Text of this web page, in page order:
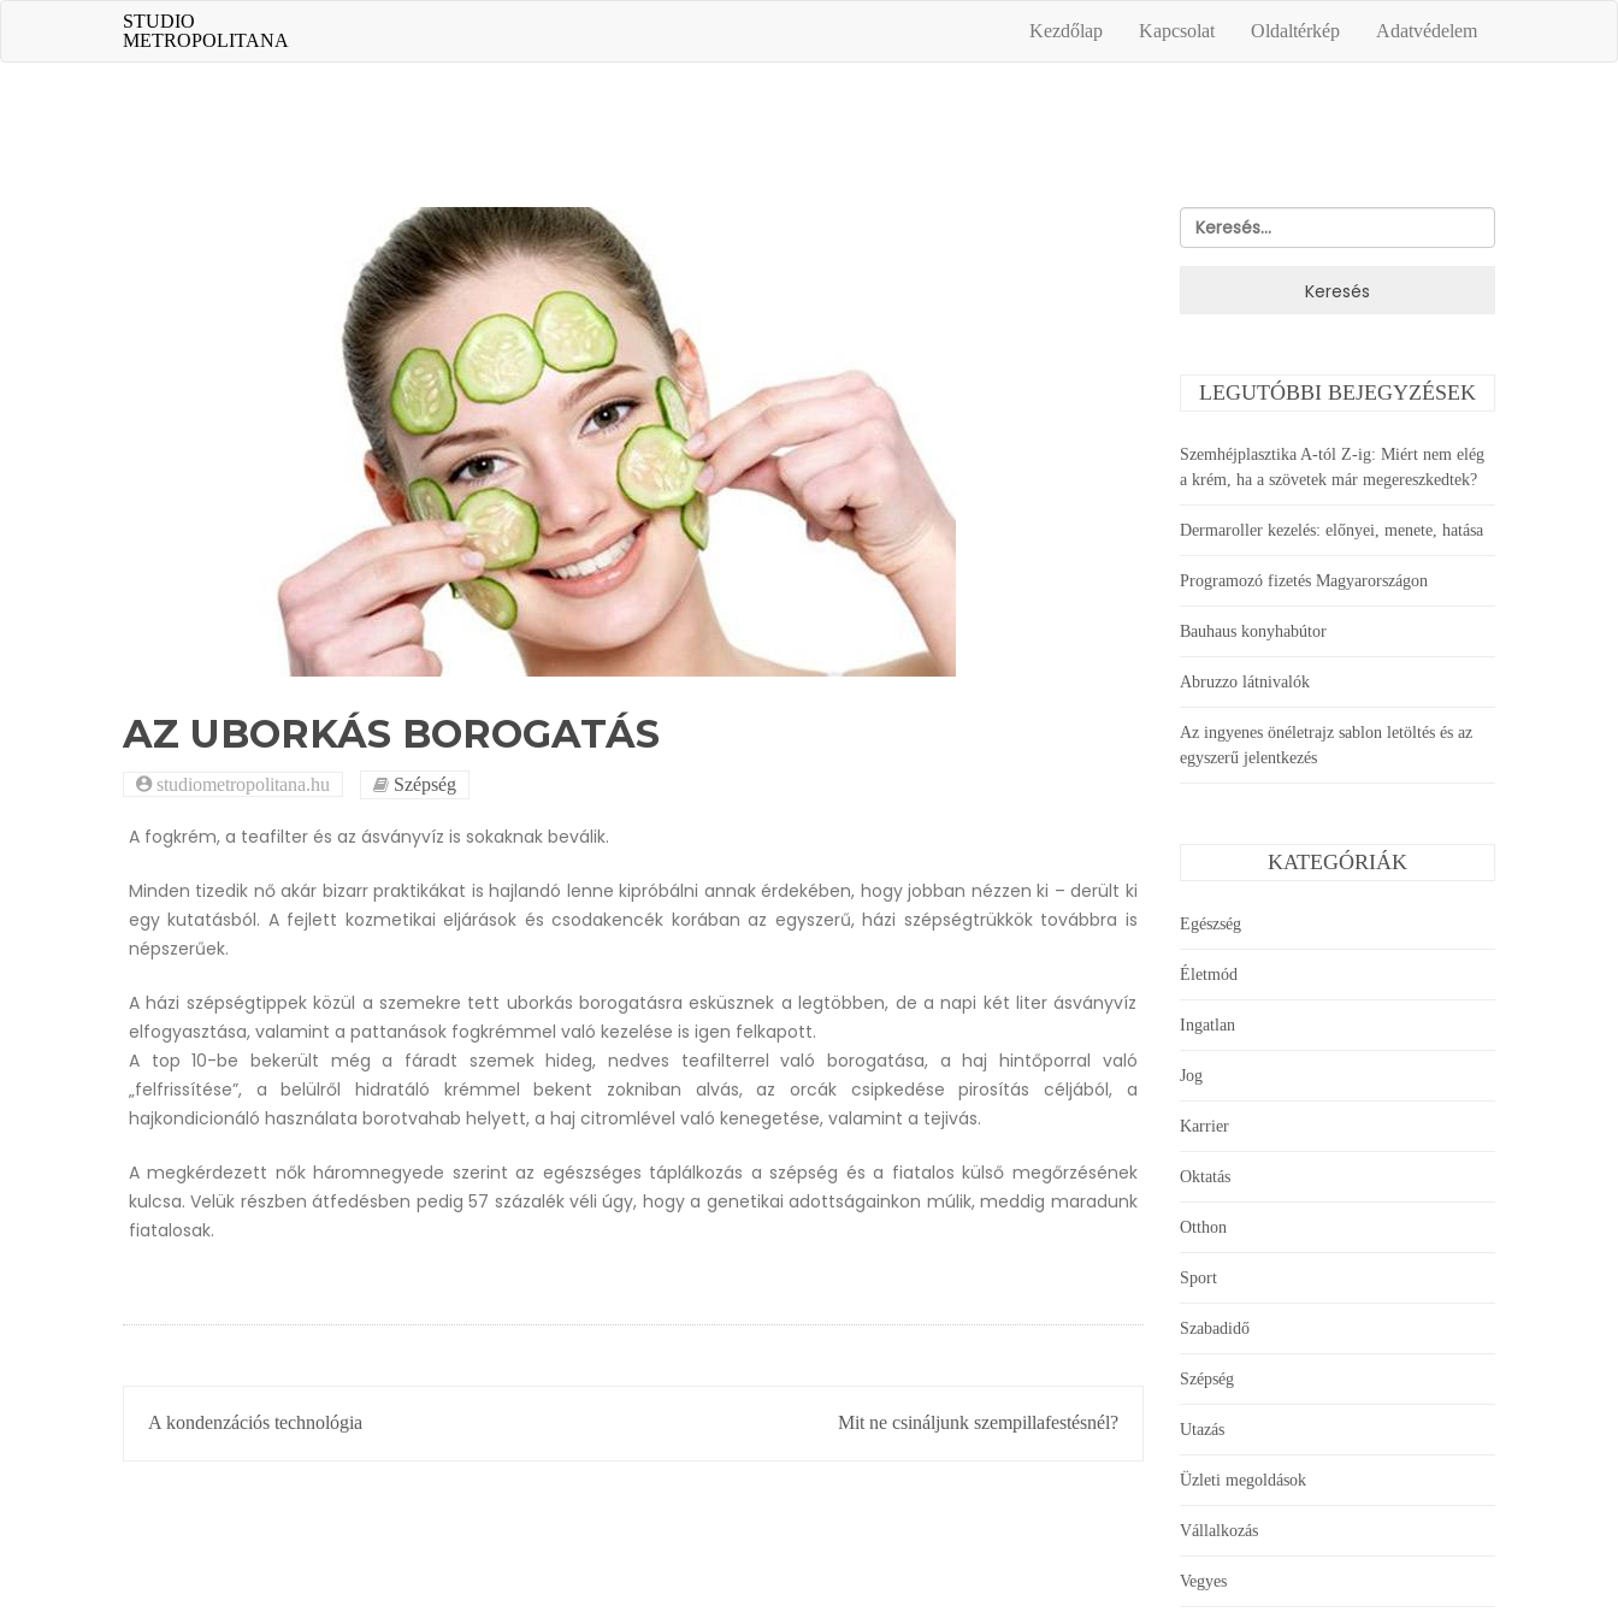
Skip
STUDIO
METROPOLITANA
Kezdőlap Kapcsolat Oldaltérkép Adatvédelem
AZ UBORKÁS BOROGATÁS
studiometropolitana.hu Szépség
A fogkrém, a teafilter és az ásványvíz is sokaknak beválik.
Minden tizedik nő akár bizarr praktikákat is hajlandó lenne kipróbálni annak érdekében, hogy jobban nézzen ki – derült ki
egy kutatásból. A fejlett kozmetikai eljárások és csodakencék korában az egyszerű, házi szépségtrükkök továbbra is
népszerűek.
A házi szépségtippek közül a szemekre tett uborkás borogatásra esküsznek a legtöbben, de a napi két liter ásványvíz
elfogyasztása, valamint a pattanások fogkrémmel való kezelése is igen felkapott.
A top 10-be bekerült még a fáradt szemek hideg, nedves teafilterrel való borogatása, a haj hintőporral való
„felfrissítése”, a belülről hidratáló krémmel bekent zokniban alvás, az orcák csipkedése pirosítás céljából, a
hajkondicionáló használata borotvahab helyett, a haj citromlével való kenegetése, valamint a tejivás.
A megkérdezett nők háromnegyede szerint az egészséges táplálkozás a szépség és a fiatalos külső megőrzésének
kulcsa. Velük részben átfedésben pedig 57 százalék véli úgy, hogy a genetikai adottságainkon múlik, meddig maradunk
fiatalosak.
BEJEGYZÉS
NAVIGÁCIÓ
A kondenzációs technológia Mit ne csináljunk szempillafestésnél?
Keresés:
LEGUTÓBBI BEJEGYZÉSEK
Szemhéjplasztika A-tól Z-ig: Miért nem elég
a krém, ha a szövetek már megereszkedtek?
Dermaroller kezelés: előnyei, menete, hatása
Programozó fizetés Magyarországon
Bauhaus konyhabútor
Abruzzo látnivalók
Az ingyenes önéletrajz sablon letöltés és az
egyszerű jelentkezés
KATEGÓRIÁK
Egészség
Életmód
Ingatlan
Jog
Karrier
Oktatás
Otthon
Sport
Szabadidő
Szépség
Utazás
Üzleti megoldások
Vállalkozás
Vegyes